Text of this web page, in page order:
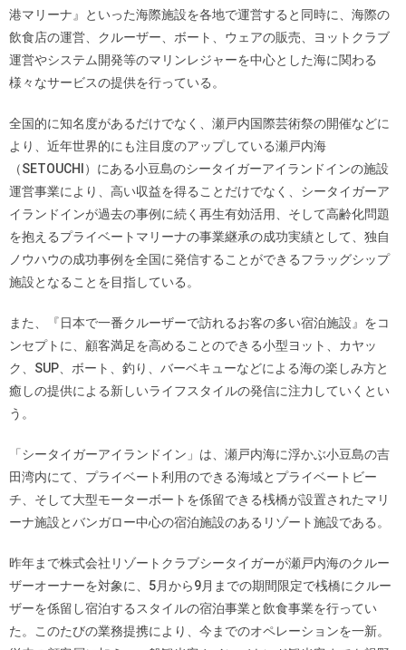
港マリーナ』といった海際施設を各地で運営すると同時に、海際の
飲食店の運営、クルーザー、ボート、ウェアの販売、ヨットクラブ
運営やシステム開発等のマリンレジャーを中心とした海に関わる
様々なサービスの提供を行っている。
全国的に知名度があるだけでなく、瀬戸内国際芸術祭の開催などに
より、近年世界的にも注目度のアップしている瀬戸内海
（SETOUCHI）にある小豆島のシータイガーアイランドインの施設
運営事業により、高い収益を得ることだけでなく、シータイガーア
イランドインが過去の事例に続く再生有効活用、そして高齢化問題
を抱えるプライベートマリーナの事業継承の成功実績として、独自
ノウハウの成功事例を全国に発信することができるフラッグシップ
施設となることを目指している。
また、『日本で一番クルーザーで訪れるお客の多い宿泊施設』をコ
ンセプトに、顧客満足を高めることのできる小型ヨット、カヤッ
ク、SUP、ボート、釣り、バーベキューなどによる海の楽しみ方と
癒しの提供による新しいライフスタイルの発信に注力していくとい
う。
「シータイガーアイランドイン」は、瀬戸内海に浮かぶ小豆島の吉
田湾内にて、プライベート利用のできる海域とプライベートビー
チ、そして大型モーターボートを係留できる桟橋が設置されたマリ
ーナ施設とバンガロー中心の宿泊施設のあるリゾート施設である。
昨年まで株式会社リゾートクラブシータイガーが瀬戸内海のクルー
ザーオーナーを対象に、5月から9月までの期間限定で桟橋にクルー
ザーを係留し宿泊するスタイルの宿泊事業と飲食事業を行ってい
た。このたびの業務提携により、今までのオペレーションを一新。